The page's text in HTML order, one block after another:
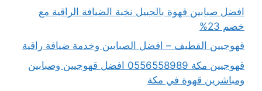
افضل صبابين قهوة بالجبيل نخبة الضيافة الراقية مع
خصم 23%
قهوجيين القطيف – افضل الصبابين وخدمة ضيافة راقية
قهوجيين مكة 0556558989 افضل قهوجيين وصبابين
ومباشرين قهوة في مكة